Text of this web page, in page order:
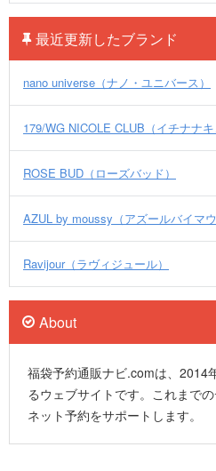
最近更新したブランド
nano universe（ナノ・ユニバース）
179/WG NICOLE CLUB（イチナナキ
ROSE BUD（ローズバッド）
AZUL by moussy（アズールバイマウ
Ravijour（ラヴィジュール）
About
福袋予約通販ナビ.comは、2014
るウェブサイトです。これまで
ネット予約をサポートします。